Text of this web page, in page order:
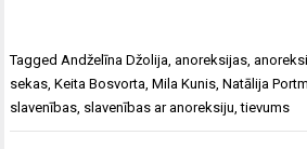
Tagged Andželīna Džolija ,anoreksijas ,
sekas ,Keita Bosvorta ,Mila Kunis ,Natālija
slavenības slavenības ar anoreksiju ,tievums